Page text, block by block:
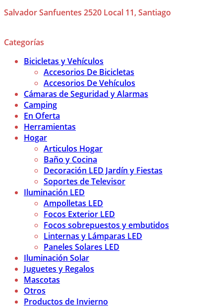
Salvador Sanfuentes 2520 Local 11, Santiago
Categorías
Bicicletas y Vehículos
Accesorios De Bicicletas
Accesorios De Vehículos
Cámaras de Seguridad y Alarmas
Camping
En Oferta
Herramientas
Hogar
Articulos Hogar
Baño y Cocina
Decoración LED Jardín y Fiestas
Soportes de Televisor
Iluminación LED
Ampolletas LED
Focos Exterior LED
Focos sobrepuestos y embutidos
Linternas y Lámparas LED
Paneles Solares LED
Iluminación Solar
Juguetes y Regalos
Mascotas
Otros
Productos de Invierno